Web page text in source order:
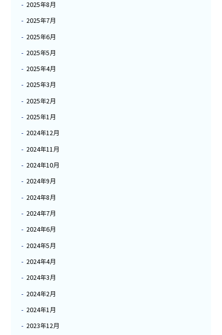
2025年8月
2025年7月
2025年6月
2025年5月
2025年4月
2025年3月
2025年2月
2025年1月
2024年12月
2024年11月
2024年10月
2024年9月
2024年8月
2024年7月
2024年6月
2024年5月
2024年4月
2024年3月
2024年2月
2024年1月
2023年12月